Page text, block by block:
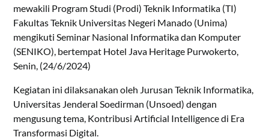
mewakili Program Studi (Prodi) Teknik Informatika (TI)
Fakultas Teknik Universitas Negeri Manado (Unima)
mengikuti Seminar Nasional Informatika dan Komputer
(SENIKO), bertempat Hotel Java Heritage Purwokerto,
Senin, (24/6/2024)
Kegiatan ini dilaksanakan oleh Jurusan Teknik Informatika,
Universitas Jenderal Soedirman (Unsoed) dengan
mengusung tema, Kontribusi Artificial Intelligence di Era
Transformasi Digital.